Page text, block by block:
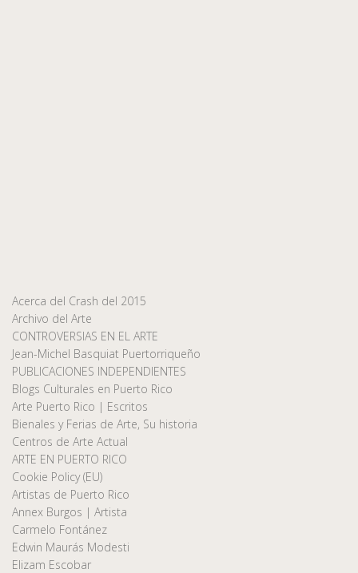
Acerca del Crash del 2015
Archivo del Arte
CONTROVERSIAS EN EL ARTE
Jean-Michel Basquiat Puertorriqueño
PUBLICACIONES INDEPENDIENTES
Blogs Culturales en Puerto Rico
Arte Puerto Rico | Escritos
Bienales y Ferias de Arte, Su historia
Centros de Arte Actual
ARTE EN PUERTO RICO
Cookie Policy (EU)
Artistas de Puerto Rico
Annex Burgos | Artista
Carmelo Fontánez
Edwin Maurás Modesti
Elizam Escobar